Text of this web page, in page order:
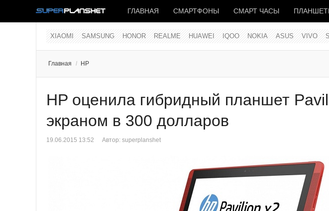
ГЛАВНАЯ СМАРТФОНЫ СМАРТ ЧАСЫ
XIAOMI SAMSUNG HONOR REALME HUAWEI IQOO NOKIA ASUS VIVO
Главная / HP
HP оценила гибридный планшет
экраном в 300 долларов
19.06.2015 13:52 Автор: superplanshet